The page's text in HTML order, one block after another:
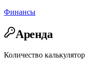
Финансы
Аренда
Количество